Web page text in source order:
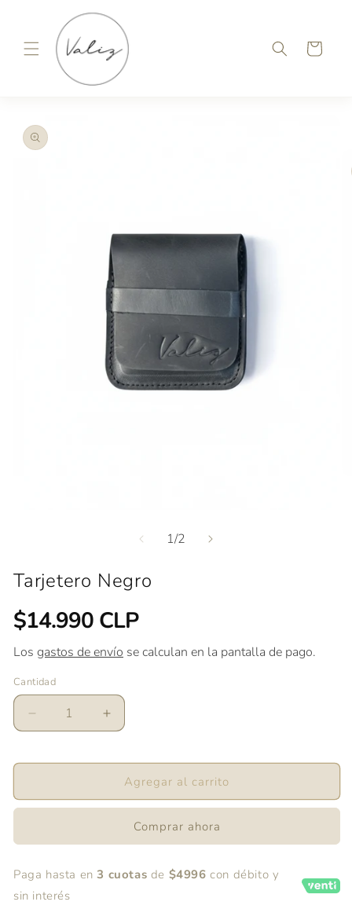
directamente
al contenido
Carrito
a la
información
una
ventana
1/de
2
Tarjetero Negro
Precio
habitual
$14.990 CLP
Los gastos de envío se calculan en la pantalla de pago.
Cantidad
Reducir
cantidad
Aumentar
cantidad
Negro
Agregar al carrito
Comprar ahora
Paga hasta en3 cuotas de $4996 con débito y
sin interés